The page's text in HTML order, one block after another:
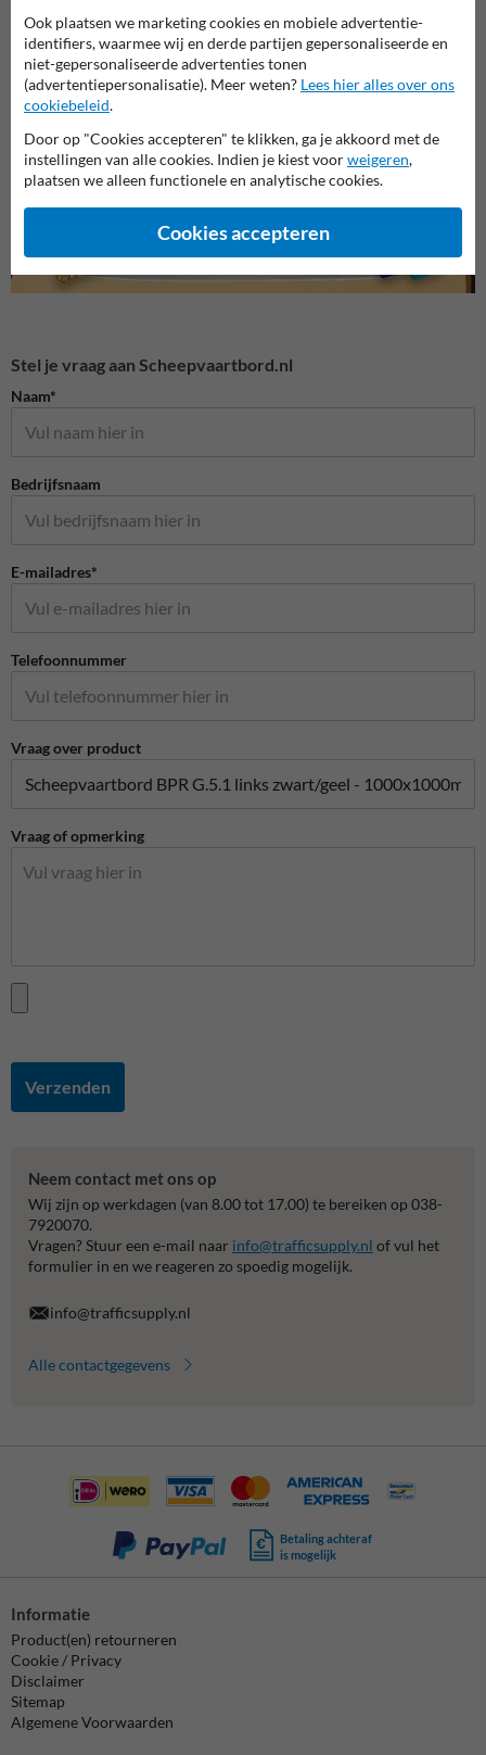
G serie - Tekens aan
kunstwerken
A serie - Verbodstekens
Scheepvaartborden BPR
Stel je vraag aan Scheepvaartbord.nl
Naam*
Bedrijfsnaam
E-mailadres*
Telefoonnummer
Vraag over product
Vraag of opmerking
Verzenden
Neem contact met ons op
Wij zijn op werkdagen (van 8.00 tot 17.00) te bereiken op 038-
7920070.
Vragen? Stuur een e-mail naar info@trafficsupply.nl of vul het
formulier in en we reageren zo spoedig mogelijk.
info@trafficsupply.nl
Alle contactgegevens
Betaling achteraf
is mogelijk
Informatie
Product(en) retourneren
Cookie / Privacy
Disclaimer
Sitemap
Algemene Voorwaarden
Ook plaatsen we marketing cookies en mobiele advertentie-
identifiers, waarmee wij en derde partijen gepersonaliseerde en
niet-gepersonaliseerde advertenties tonen
(advertentiepersonalisatie). Meer weten? Lees hier alles over ons
cookiebeleid.
Door op "Cookies accepteren" te klikken, ga je akkoord met de
instellingen van alle cookies. Indien je kiest voorweigeren,
plaatsen we alleen functionele en analytische cookies.
Cookies accepteren